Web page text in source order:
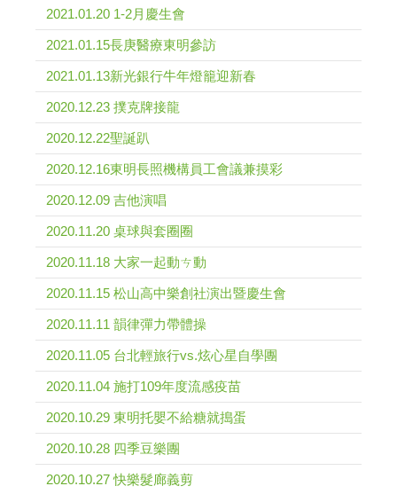
2021.01.20 1-2月慶生會
2021.01.15長庚醫療東明參訪
2021.01.13新光銀行牛年燈籠迎新春
2020.12.23 撲克牌接龍
2020.12.22聖誕趴
2020.12.16東明長照機構員工會議兼摸彩
2020.12.09 吉他演唱
2020.11.20 桌球與套圈圈
2020.11.18 大家一起動ㄘ動
2020.11.15 松山高中樂創社演出暨慶生會
2020.11.11 韻律彈力帶體操
2020.11.05 台北輕旅行vs.炫心星自學團
2020.11.04 施打109年度流感疫苗
2020.10.29 東明托嬰不給糖就搗蛋
2020.10.28 四季豆樂團
2020.10.27 快樂髮廊義剪